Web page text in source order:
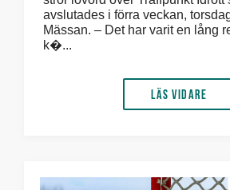
avslutades i förra veckan,
Mässan. – Det har varit en lång
k�...
Läs vidare